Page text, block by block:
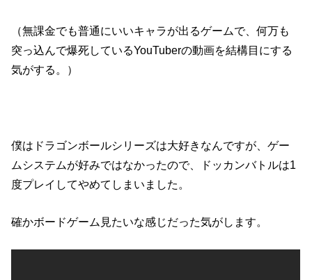
（無課金でも普通にいいキャラが出るゲームで、何万も
突っ込んで爆死しているYouTuberの動画を結構目にする
気がする。）
僕はドラゴンボールシリーズは大好きなんですが、ゲー
ムシステムが好みではなかったので、ドッカンバトルは1
度プレイしてやめてしまいました。
確かボードゲーム見たいな感じだった気がします。